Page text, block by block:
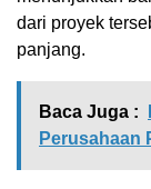
dari proyek
panjang.
Baca Juga :
Perusahaan